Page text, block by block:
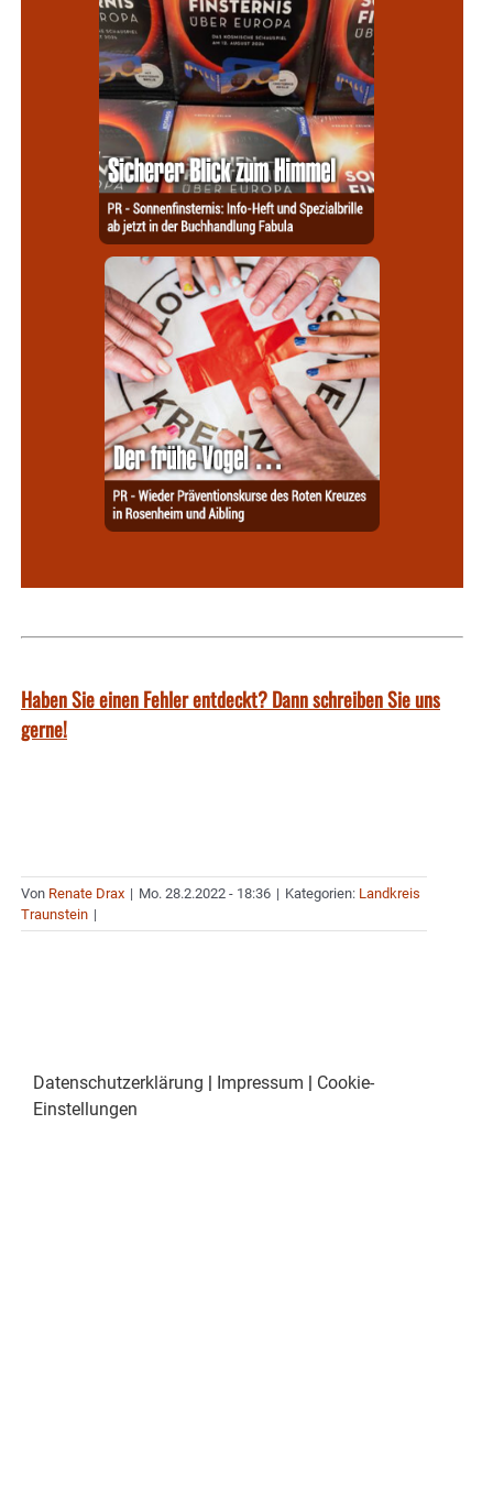
Haben Sie einen Fehler entdeckt? Dann schreiben Sie uns
gerne!
Von Renate Drax | Mo. 28.2.2022 - 18:36 | Kategorien: Landkreis
Traunstein |
Datenschutzerklärung | Impressum | Cookie-
Einstellungen